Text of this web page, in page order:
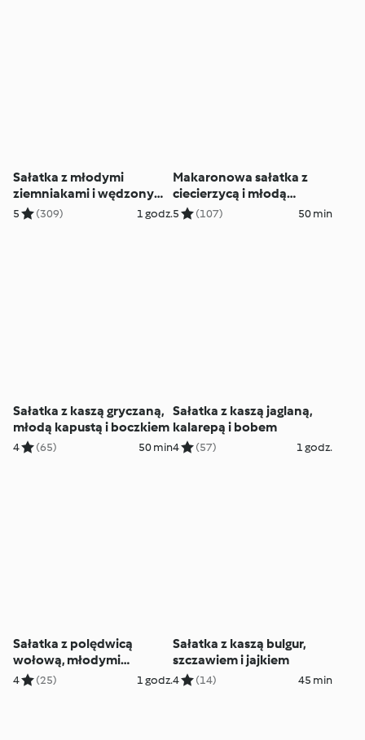
Sałatka z młodymi
ziemniakami i wędzonym
łososiem
5 (309) 1 godz.
Makaronowa sałatka z
ciecierzycą i młodą
marchewką
5 (107) 50 min
Sałatka z kaszą gryczaną,
młodą kapustą i boczkiem
4 (65) 50 min
Sałatka z kaszą jaglaną,
kalarepą i bobem
4 (57) 1 godz.
Sałatka z polędwicą
wołową, młodymi
ziemniakami i szpinakiem
4 (25) 1 godz.
Sałatka z kaszą bulgur,
szczawiem i jajkiem
4 (14) 45 min